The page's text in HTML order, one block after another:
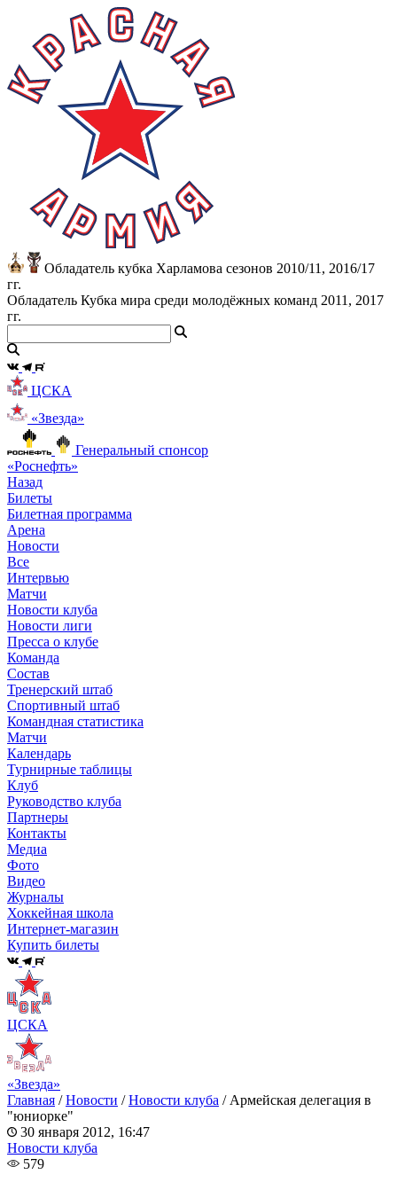
Обладатель кубка Харламова сезонов 2010/11, 2016/17
гг.
Обладатель Кубка мира среди молодёжных команд 2011, 2017
гг.
ЦСКА
«Звезда»
Генеральный спонсор
«Роснефть»
Назад
Билеты
Билетная программа
Арена
Новости
Все
Интервью
Матчи
Новости клуба
Новости лиги
Пресса о клубе
Команда
Состав
Тренерский штаб
Спортивный штаб
Командная статистика
Матчи
Календарь
Турнирные таблицы
Клуб
Руководство клуба
Партнеры
Контакты
Медиа
Фото
Видео
Журналы
Хоккейная школа
Интернет-магазин
Купить билеты
ЦСКА
«Звезда»
Главная /Новости /Новости клуба / Армейская делегация в
"юниорке"
30 января 2012, 16:47
Новости клуба
579